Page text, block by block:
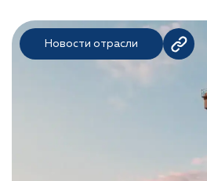
Новости отрасли